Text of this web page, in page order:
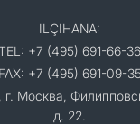
ILÇIHANA:
+7 (495) 691-66-36
FAX: +7 (495) 691-09-
г. Москва,
д. 22.